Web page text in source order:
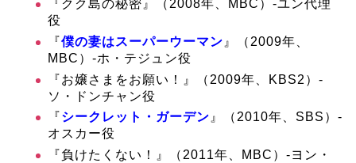
『クク島の秘密』（2008年、MBC）‐ユン代理
役
『僕の妻はスーパーウーマン 』（2009年、
MBC）‐ホ・テジュン役
『お嬢さまをお願い！』（2009年、KBS2）‐
ソ・ドンチャン役
『シークレット・ガーデン 』（2010年、SBS）‐
オスカー役
『負けたくない！』（2011年、MBC）‐ヨン・